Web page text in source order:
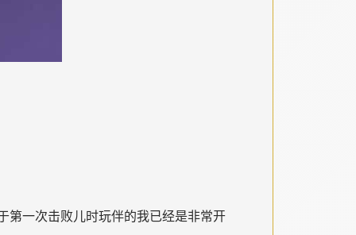
第一次击败儿时玩伴的我已经是非常开